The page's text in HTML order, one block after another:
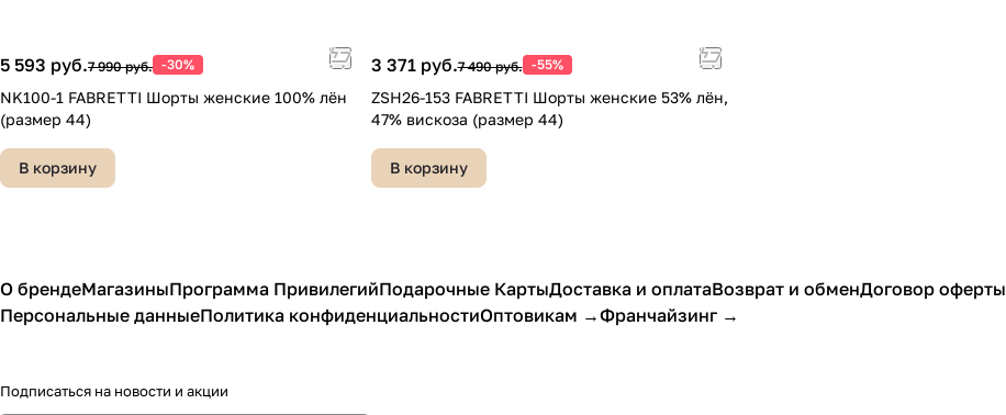
5 593 руб.7 990 руб. -30%
NK100-1 FABRETTI Шорты женские 100% лён
(размер 44)
В корзину
3 371 руб.7 490 руб. -55%
ZSH26-153 FABRETTI Шорты женские 53% лён,
47% вискоза (размер 44)
В корзину
О брендеМагазиныПрограмма ПривилегийПодарочные КартыДоставка и оплатаВозврат и обменДоговор оферты
Персональные данныеПолитика конфиденциальностиОптовикам →Франчайзинг →
Подписаться на новости и акции